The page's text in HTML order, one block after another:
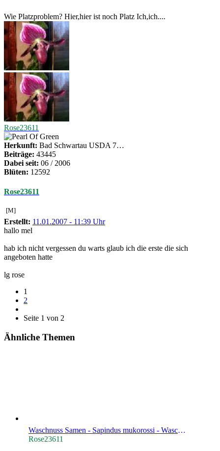
Wie Platzproblem? Hier,hier ist noch Platz Ich,ich....
Rose23611
Herkunft: Bad Schwartau USDA 7…
Beiträge: 43445
Dabei seit: 06 / 2006
Blüten: 12592
Rose23611
[M]
Erstellt: 11.01.2007 - 11:39 Uhr
hallo mel
hab ich nicht vergessen du warts glaub ich die erste die sich
angeboten hatte
lg rose
1
2
Seite 1 von 2
Ähnliche Themen
Waschnuss Samen - Sapindus mukorossi - Waschnussbaum
Rose23611